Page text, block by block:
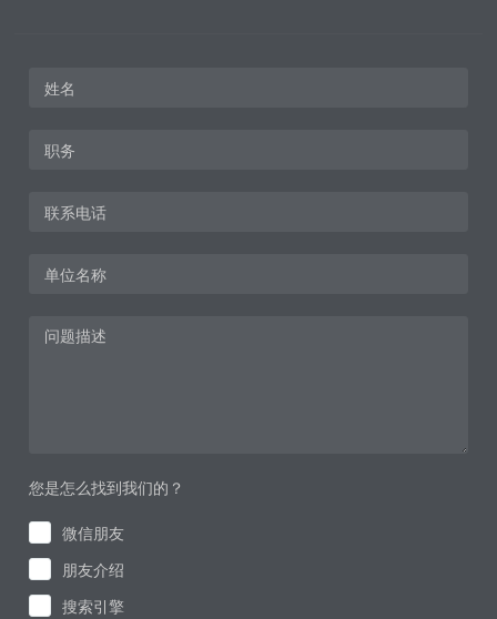
您是怎么找到我们的？
微信朋友
朋友介绍
搜索引擎